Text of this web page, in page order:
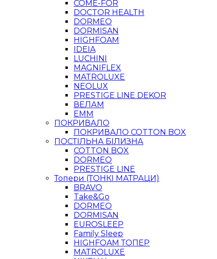
COME-FOR
DOCTOR HEALTH
DORMEO
DORMISAN
HIGHFOAM
IDEIA
LUCHINI
MAGNIFLEX
MATROLUXE
NEOLUX
PRESTIGE LINE DEKOR
ВЕЛАМ
ЕММ
ПОКРИВАЛО
ПОКРИВАЛО COTTON BOX
ПОСТІЛЬНА БІЛИЗНА
COTTON BOX
DORMEO
PRESTIGE LINE
Топери (ТОНКІ МАТРАЦИ)
BRAVO
Take&Go
DORMEO
DORMISAN
EUROSLEEP
Family Sleep
HIGHFOAM ТОПЕР
MATROLUXE